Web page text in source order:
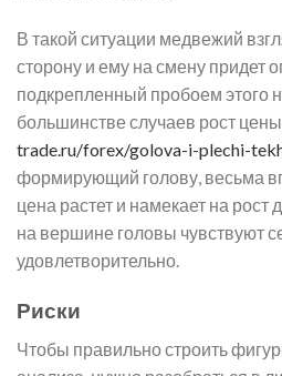
В такой ситуации медвежий
сторону и ему на смену придет
подкрепленный пробоем этого
большинстве случаев рост
trade.ru/forex/golova-i-plechi-
формирующий голову, весьма
цена растет и намекает на рост
на вершине головы чувствуют
удовлетворительно.
Риски
Чтобы правильно строить